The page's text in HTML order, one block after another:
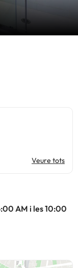
Veure tots
AM i les 10:00